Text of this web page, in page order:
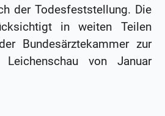
der Todesfeststellung. Die
in weiten Teilen
Bundes­ärzte­kammer zur
Leichenschau von Januar